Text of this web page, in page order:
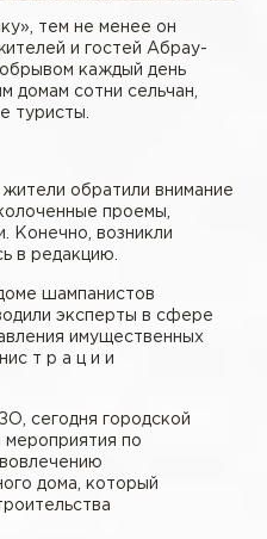
тем не менее он
и гостей Абрау-
каждый день
домам сотни сельчан,
туристы.
обратили внимание
проемы,
Конечно, возникли
в редакцию.
шампанистов
эксперты в сфере
имущественных
т р а ц и и
сегодня городской
мероприятия по
дома, который